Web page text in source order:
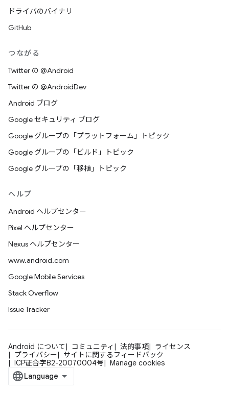
ドライバのバイナリ
GitHub
つながる
Twitter の @Android
Twitter の @AndroidDev
Android ブログ
Google セキュリティ ブログ
Google グループの「プラットフォーム」トピック
Google グループの「ビルド」トピック
Google グループの「移植」トピック
ヘルプ
Android ヘルプセンター
Pixel ヘルプセンター
Nexus ヘルプセンター
www.android.com
Google Mobile Services
Stack Overflow
Issue Tracker
Android について コミュニティ 法的事項
ライセンス
プライバシー
サイトに関するフィードバック
ICP证合字B2-20070004号
Manage cookies